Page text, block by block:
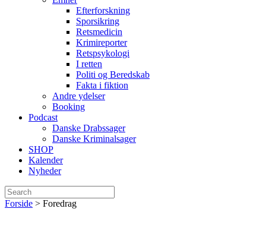
Efterforskning
Sporsikring
Retsmedicin
Krimireporter
Retspsykologi
I retten
Politi og Beredskab
Fakta i fiktion
Andre ydelser
Booking
Podcast
Danske Drabssager
Danske Kriminalsager
SHOP
Kalender
Nyheder
Forside > Foredrag